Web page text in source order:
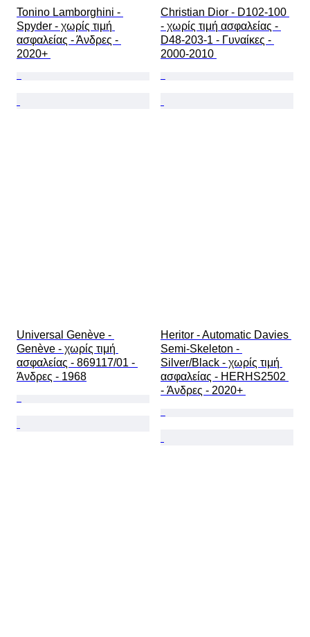
Tonino Lamborghini -
Spyder - χωρίς τιμή
ασφαλείας - Άνδρες -
2020+
Christian Dior - D102-100
- χωρίς τιμή ασφαλείας -
D48-203-1 - Γυναίκες -
2000-2010
Universal Genève -
Genève - χωρίς τιμή
ασφαλείας - 869117/01 -
Άνδρες - 1968
Heritor - Automatic Davies
Semi-Skeleton -
Silver/Black - χωρίς τιμή
ασφαλείας - HERHS2502
- Άνδρες - 2020+